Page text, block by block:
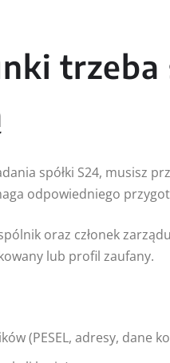
trzeba
spółki S24, musisz
odpowiedniego
oraz członek
lub profil zaufany.
(PESEL, adresy, dane